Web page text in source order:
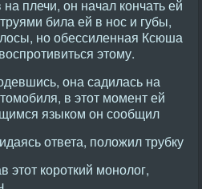
плечи, он начал кончать ей
била ей в нос и губы,
но обессиленная Ксюша
этому.
она садилась на
в этот момент ей
языком он сообщил
ответа, положил трубку
короткий монолог,